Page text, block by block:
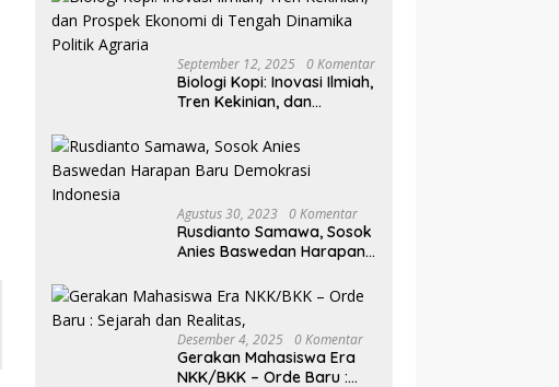
September 12, 2025 0 Komentar
Biologi Kopi: Inovasi Ilmiah,
Tren Kekinian, dan
Tengah Dinamika Politik
Agraria
Agustus 30, 2023 0 Komentar
Rusdianto Samawa, Sosok
Anies Baswedan Harapan
Desember 4, 2025 0 Komentar
Gerakan Mahasiswa Era
NKK/BKK – Orde Baru :